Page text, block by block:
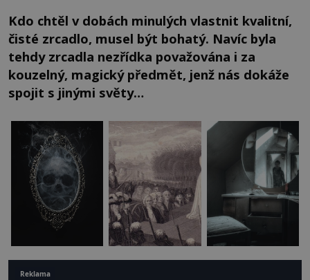
Kdo chtěl v dobách minulých vlastnit kvalitní,
čisté zrcadlo, musel být bohatý. Navíc byla
tehdy zrcadla nezřídka považována i za
kouzelný, magický předmět, jenž nás dokáže
spojit s jinými světy…
Reklama